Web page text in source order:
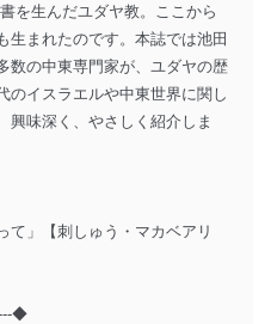
を生んだユダヤ教。ここから
生まれたのです。本誌では池田
数の中東専門家が、ユダヤの歴
のイスラエルや中東世界に関し
興味深く、やさしく紹介しま
て」【刺しゅう・マカベアリ
◆